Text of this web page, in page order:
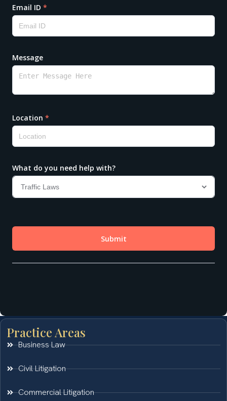
Practice Areas
Business Law
Civil Litigation
Commercial Litigation